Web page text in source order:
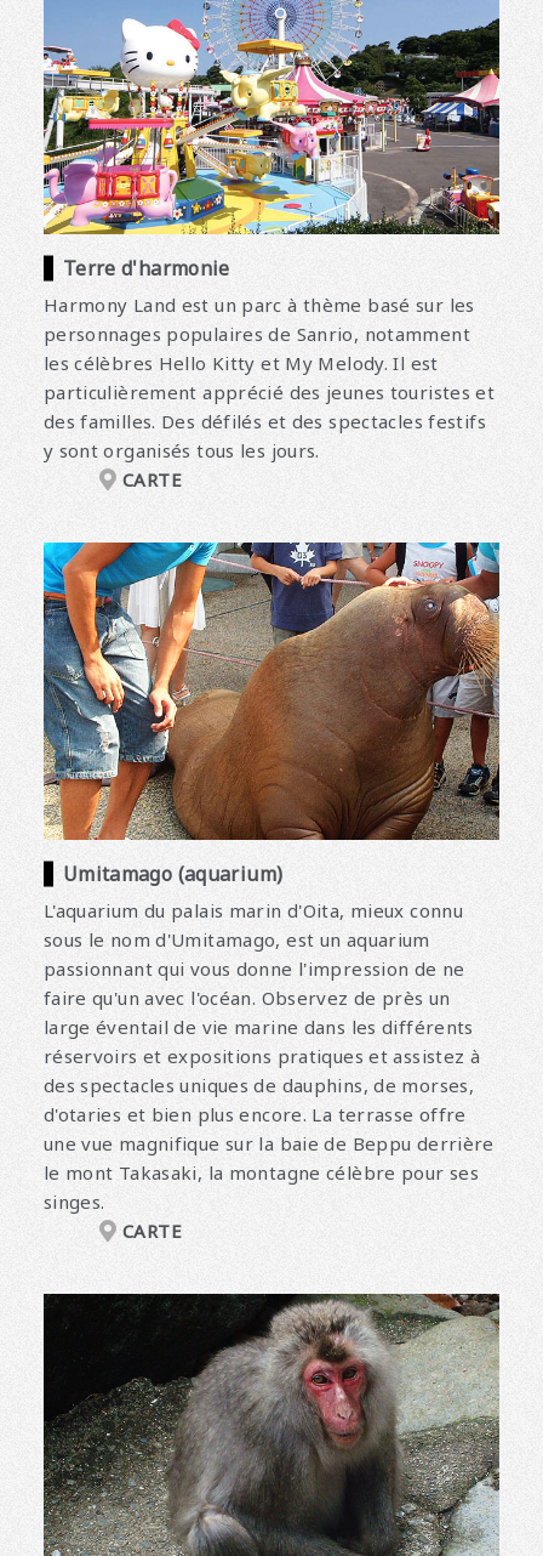
Terre d'harmonie
Harmony Land est un parc à thème basé sur les
personnages populaires de Sanrio, notamment
les célèbres Hello Kitty et My Melody. Il est
particulièrement apprécié des jeunes touristes et
des familles. Des défilés et des spectacles festifs
y sont organisés tous les jours.
CARTE
Umitamago (aquarium)
L'aquarium du palais marin d'Oita, mieux connu
sous le nom d'Umitamago, est un aquarium
passionnant qui vous donne l'impression de ne
faire qu'un avec l'océan. Observez de près un
large éventail de vie marine dans les différents
réservoirs et expositions pratiques et assistez à
des spectacles uniques de dauphins, de morses,
d'otaries et bien plus encore. La terrasse offre
une vue magnifique sur la baie de Beppu derrière
le mont Takasaki, la montagne célèbre pour ses
singes.
CARTE